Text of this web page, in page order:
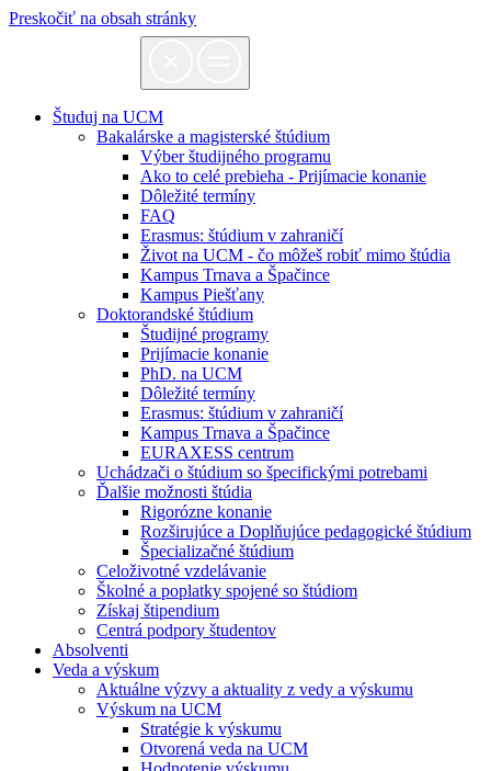
Preskočiť na obsah stránky
Študuj na UCM
Bakalárske a magisterské štúdium
Výber študijného programu
Ako to celé prebieha - Prijímacie konanie
Dôležité termíny
FAQ
Erasmus: štúdium v zahraničí
Život na UCM - čo môžeš robiť mimo štúdia
Kampus Trnava a Špačince
Kampus Piešťany
Doktorandské štúdium
Študijné programy
Prijímacie konanie
PhD. na UCM
Dôležité termíny
Erasmus: štúdium v zahraničí
Kampus Trnava a Špačince
EURAXESS centrum
Uchádzači o štúdium so špecifickými potrebami
Ďalšie možnosti štúdia
Rigorózne konanie
Rozširujúce a Doplňujúce pedagogické štúdium
Špecializačné štúdium
Celoživotné vzdelávanie
Školné a poplatky spojené so štúdiom
Získaj štipendium
Centrá podpory študentov
Absolventi
Veda a výskum
Aktuálne výzvy a aktuality z vedy a výskumu
Výskum na UCM
Stratégie k výskumu
Otvorená veda na UCM